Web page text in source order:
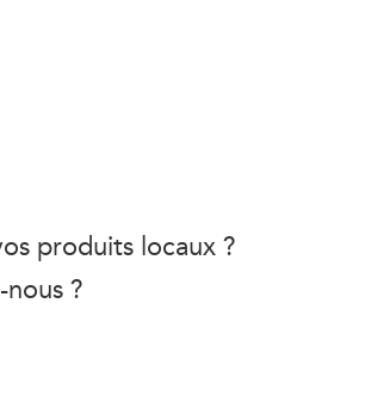
produits locaux ?
?